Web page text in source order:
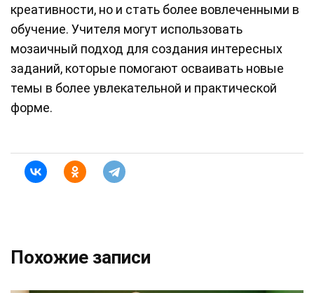
креативности, но и стать более вовлеченными в
обучение. Учителя могут использовать
мозаичный подход для создания интересных
заданий, которые помогают осваивать новые
темы в более увлекательной и практической
форме.
Похожие записи